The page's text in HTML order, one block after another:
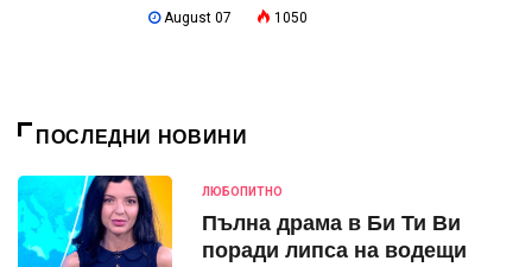
August 07 1050
ПОСЛЕДНИ НОВИНИ
ЛЮБОПИТНО
Пълна драма в Би Ти Ви
поради липса на водещи